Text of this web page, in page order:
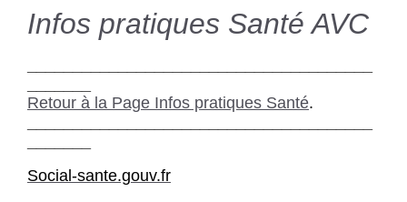
Infos pratiques Santé AVC
Retour à la Page Infos pratiques Santé.
Social-sante.gouv.fr